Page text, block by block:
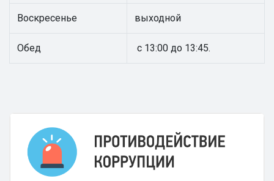
Воскресенье выходной
Обед с 13:00 до 13:45.